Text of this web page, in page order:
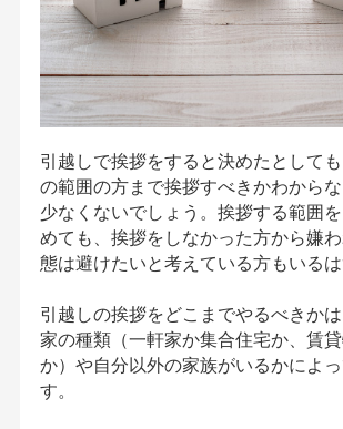
引越しで挨拶をすると決めたとして
の範囲の方まで挨拶すべきかわから
少なくないでしょう。挨拶する範囲
めても、挨拶をしなかった方から嫌
態は避けたいと考えている方もいるは
引越しの挨拶をどこまでやるべきか
家の種類（一軒家か集合住宅か、賃
か）や自分以外の家族がいるかによ
す。